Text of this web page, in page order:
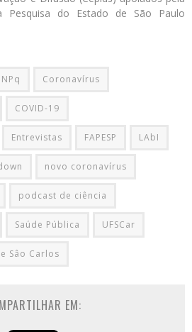
Pesquisa do Estado de São Paulo
Coronavírus
COVID-19
Entrevistas FAPESP LAbI
novo coronavírus
podcast de ciência
Saúde Pública UFSCar
Sâo Carlos
EM: